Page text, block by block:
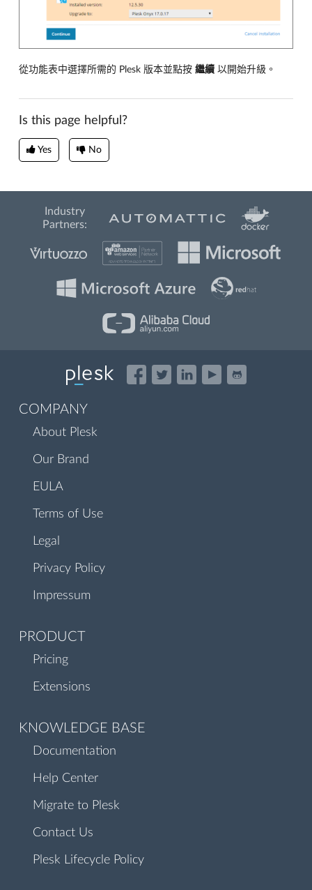
從功能表中選擇所需的 Plesk 版本並點按 繼續 以開始升級。
Is this page helpful?
Yes No
Industry
Partners:
COMPANY
About Plesk
Our Brand
EULA
Terms of Use
Legal
Privacy Policy
Impressum
PRODUCT
Pricing
Extensions
KNOWLEDGE BASE
Documentation
Help Center
Migrate to Plesk
Contact Us
Plesk Lifecycle Policy